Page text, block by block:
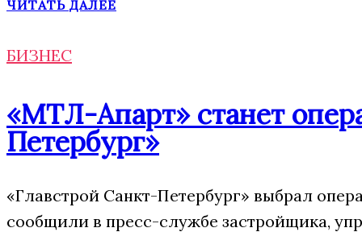
ЧИТАТЬ ДАЛЕЕ
БИЗНЕС
«МТЛ-Апарт» станет
Петербург»
«Главстрой Санкт-Петербург» выбрал
сообщили в пресс-службе застройщика,